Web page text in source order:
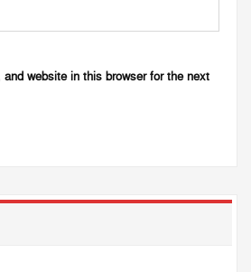
website in this browser for the next